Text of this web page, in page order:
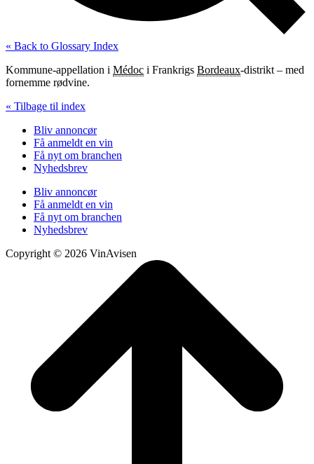
« Back to Glossary Index
Kommune-appellation i Médoc i Frankrigs Bordeaux-distrikt – med
fornemme rødvine.
« Tilbage til index
Bliv annoncør
Få anmeldt en vin
Få nyt om branchen
Nyhedsbrev
Bliv annoncør
Få anmeldt en vin
Få nyt om branchen
Nyhedsbrev
Copyright © 2026 VinAvisen